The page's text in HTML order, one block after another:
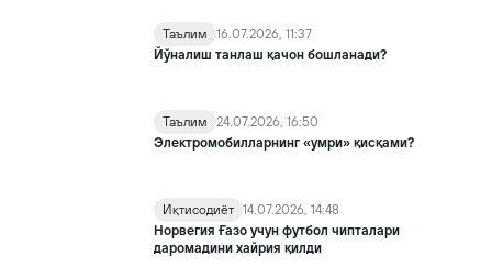
Таълим
16.07.2026, 11:37
Йўналиш танлаш қачон бошланади?
Таълим
24.07.2026, 16:50
Электромобилларнинг «умри» қисқами?
Иқтисодиёт 14.07.2026, 14:48
Норвегия Ғазо учун футбол чипталари
даромадини хайрия қилди